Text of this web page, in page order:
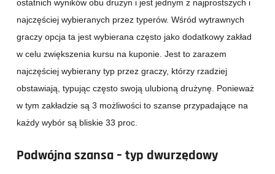
ostatnich wyników obu drużyn i jest jednym z najprostszych i
najczęściej wybieranych przez typerów. Wśród wytrawnych
graczy opcja ta jest wybierana często jako dodatkowy zakład
w celu zwiększenia kursu na kuponie. Jest to zarazem
najczęściej wybierany typ przez graczy, którzy rzadziej
obstawiają, typując często swoją ulubioną drużynę. Ponieważ
w tym zakładzie są 3 możliwości to szanse przypadające na
każdy wybór są bliskie 33 proc.
Podwójna szansa – typ dwurzędowy